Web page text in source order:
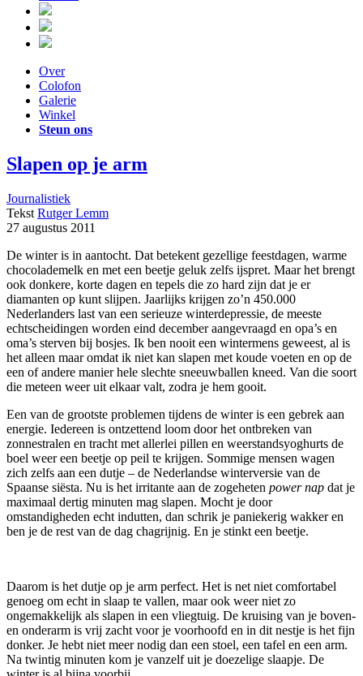
Over
Colofon
Galerie
Winkel
Steun ons
Slapen op je arm
Journalistiek
Tekst Rutger Lemm
27 augustus 2011
De winter is in aantocht. Dat betekent gezellige feestdagen, warme
chocolademelk en met een beetje geluk zelfs ijspret. Maar het brengt
ook donkere, korte dagen en tepels die zo hard zijn dat je er
diamanten op kunt slijpen. Jaarlijks krijgen zo’n 450.000
Nederlanders last van een serieuze winterdepressie, de meeste
echtscheidingen worden eind december aangevraagd en opa’s en
oma’s sterven bij bosjes. Ik ben nooit een wintermens geweest, al is
het alleen maar omdat ik niet kan slapen met koude voeten en op de
een of andere manier hele slechte sneeuwballen kneed. Van die soort
die meteen weer uit elkaar valt, zodra je hem gooit.
Een van de grootste problemen tijdens de winter is een gebrek aan
energie. Iedereen is ontzettend loom door het ontbreken van
zonnestralen en tracht met allerlei pillen en weerstandsyoghurts de
boel weer een beetje op peil te krijgen. Sommige mensen wagen
zich zelfs aan een dutje – de Nederlandse winterversie van de
Spaanse siësta. Nu is het irritante aan de zogeheten power nap dat je
maximaal dertig minuten mag slapen. Mocht je door
omstandigheden echt indutten, dan schrik je paniekerig wakker en
ben je de rest van de dag chagrijnig. En je stinkt een beetje.
Daarom is het dutje op je arm perfect. Het is net niet comfortabel
genoeg om echt in slaap te vallen, maar ook weer niet zo
ongemakkelijk als slapen in een vliegtuig. De kruising van je boven-
en onderarm is vrij zacht voor je voorhoofd en in dit nestje is het fijn
donker. Je hebt niet meer nodig dan een stoel, een tafel en een arm.
Na twintig minuten kom je vanzelf uit je doezelige slaapje. De